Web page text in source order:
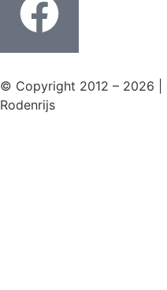
© Copyright 2012 – 2026 |
Rodenrijs